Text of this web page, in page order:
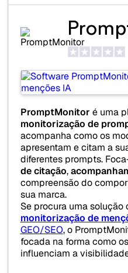
PromptMonitor é uma
monitorização de
acompanha como os
apresentam e citam a
diferentes prompts.
de citação,
compreensão do
sua marca.
Se procura uma solução
monitorização de
GEO/SEO, o
focada na forma como os
influenciam a